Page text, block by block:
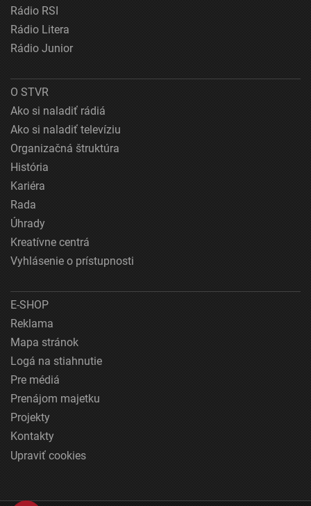
Rádio RSI
Rádio Litera
Rádio Junior
O STVR
Ako si naladiť rádiá
Ako si naladiť televíziu
Organizačná štruktúra
História
Kariéra
Rada
Úhrady
Kreatívne centrá
Vyhlásenie o prístupnosti
E-SHOP
Reklama
Mapa stránok
Logá na stiahnutie
Pre médiá
Prenájom majetku
Projekty
Kontakty
Upraviť cookies